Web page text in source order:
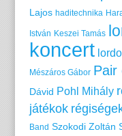
Lajos haditechnika
István Keszei Tamás
koncert
Mészáros Gábor Pair
Dávid Pohl Mihály
játékok
Band Szokodi Zoltán